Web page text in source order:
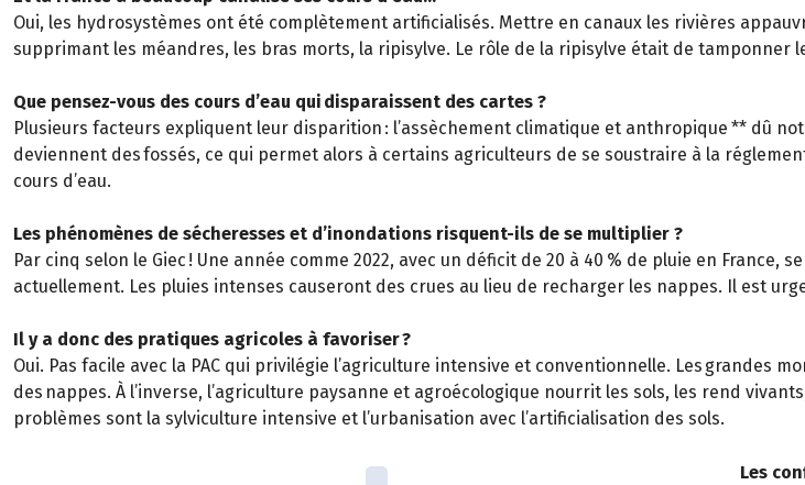
Oui, les hydrosystèmes ont été complètement artificialisés. Mettre en canaux les rivières
supprimant les méandres, les bras morts, la ripisylve. Le rôle de la ripisylve était de tamponner
Que pensez-vous des cours d’eau qui disparaissent des cartes ?
Plusieurs facteurs expliquent leur disparition : l’assèchement climatique et anthropique ** dû
deviennent des fossés, ce qui permet alors à certains agriculteurs de se soustraire à la
cours d’eau.
Les phénomènes de sécheresses et d’inondations risquent-ils de se multiplier ?
Par cinq selon le Giec ! Une année comme 2022, avec un déficit de 20 à 40 % de pluie en France,
actuellement. Les pluies intenses causeront des crues au lieu de recharger les nappes. Il est
Il y a donc des pratiques agricoles à favoriser ?
Oui. Pas facile avec la PAC qui privilégie l’agriculture intensive et conventionnelle. Les grandes
des nappes. À l’inverse, l’agriculture paysanne et agroécologique nourrit les sols, les rend
problèmes sont la sylviculture intensive et l’urbanisation avec l’artificialisation des sols.
Les